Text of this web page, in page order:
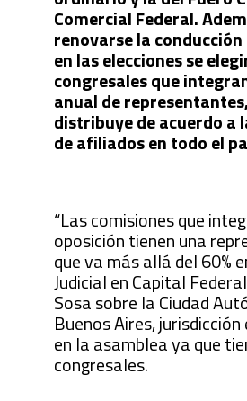
Comercial Federal.
renovarse la
en las elecciones se
congresales que
anual de
distribuye de acuerdo a
de afiliados en todo el
“Las comisiones que
oposición tienen una
que va más allá del 60%
Judicial en Capital
Sosa sobre la Ciudad
Buenos Aires,
en la asamblea ya que
congresales.